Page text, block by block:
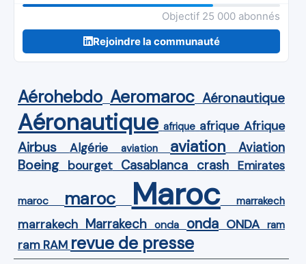
Objectif 25 000 abonnés
Rejoindre la communauté
Aérohebdo Aeromaroc Aéronautique
Aéronautique afrique afrique Afrique
Airbus Algérie aviation aviation Aviation
Boeing bourget Casablanca crash Emirates
maroc maroc Maroc marrakech
marrakech Marrakech onda onda ONDA ram
ram RAM revue de presse